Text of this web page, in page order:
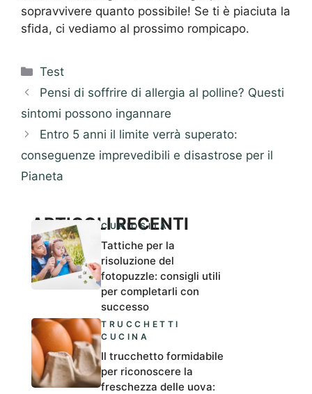
sopravvivere quanto possibile! Se ti è piaciuta la
sfida, ci vediamo al prossimo rompicapo.
Categorie
Test
Pensi di soffrire di allergia al polline? Questi
sintomi possono ingannare
Entro 5 anni il limite verrà superato:
conseguenze imprevedibili e disastrose per il
Pianeta
ARTICOLI RECENTI
CURIOSITÀ
Tattiche per la
risoluzione del
fotopuzzle: consigli utili
per completarli con
successo
TRUCCHETTI
CUCINA
Il trucchetto formidabile
per riconoscere la
freschezza delle uova: